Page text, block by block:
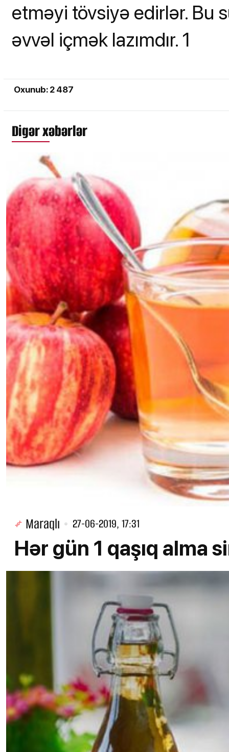
etməyi tövsiyə edirlər. Bu
əvvəl içmək lazımdır. 1
Oxunub: 2 487
Digər xəbərlər
Maraqlı 27-06-2019, 17:31
Hər gün 1 qaşıq alma